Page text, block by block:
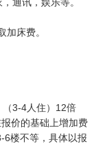
加床费。
（3-4人住）12倍
价的基础上增加费
6楼不等，具体以报